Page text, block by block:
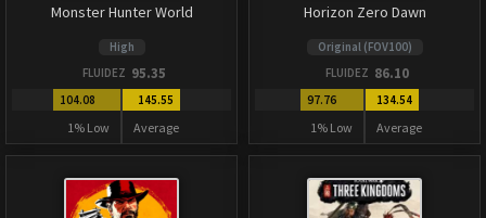
Monster Hunter World
High
FLUIDEZ 95.35
104.08
1% Low
145.55
Average
Horizon Zero Dawn
Original (FOV100)
FLUIDEZ 86.10
97.76
1% Low
134.54
Average